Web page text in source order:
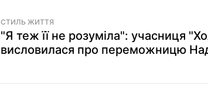
СТИЛЬ ЖИТТЯ
"Я теж її не розуміла": учасниця
висловилася про переможницю